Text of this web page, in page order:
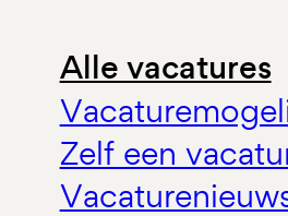
Alle vacatures
Zelf een